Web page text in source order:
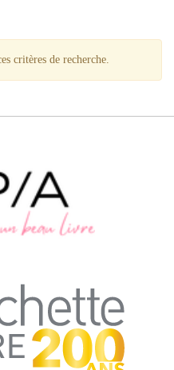
critères de recherche.